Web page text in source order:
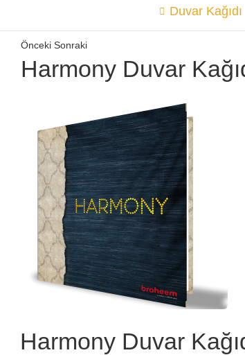
Duvar Kağıdı
Önceki Sonraki
Harmony Duvar
Harmony Duvar